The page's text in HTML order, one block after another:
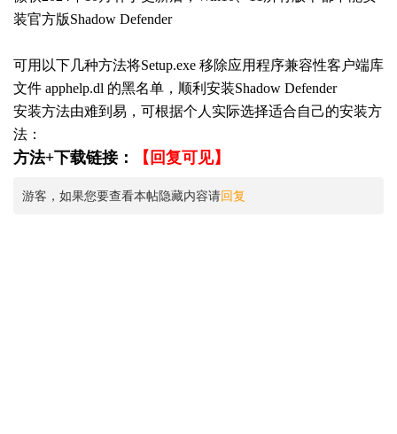
装官方版Shadow Defender
可用以下几种方法将Setup.exe 移除应用程序兼容性客户端库
文件 apphelp.dl 的黑名单，顺利安装Shadow Defender
安装方法由难到易，可根据个人实际选择适合自己的安装方
法：
方法+下载链接： 【回复可见】
游客，如果您要查看本帖隐藏内容请回复